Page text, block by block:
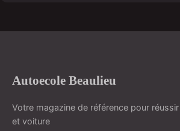
Autoecole Beaulieu
Votre magazine de référence pour
et voiture